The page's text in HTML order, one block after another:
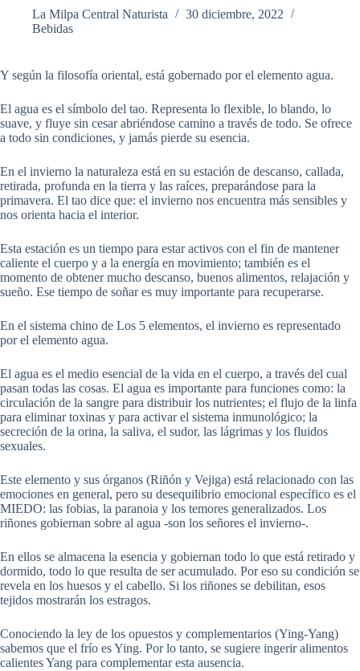
La Milpa Central Naturista
30 diciembre, 2022
Bebidas
Y según la filosofía oriental, está gobernado por el elemento agua.
El agua es el símbolo del tao. Representa lo flexible, lo blando, lo
suave, y fluye sin cesar abriéndose camino a través de todo. Se ofrece
a todo sin condiciones, y jamás pierde su esencia.
En el invierno la naturaleza está en su estación de descanso, callada,
retirada, profunda en la tierra y las raíces, preparándose para la
primavera. El tao dice que: el invierno nos encuentra más sensibles y
nos orienta hacia el interior.
Esta estación es un tiempo para estar activos con el fin de mantener
caliente el cuerpo y a la energía en movimiento; también es el
momento de obtener mucho descanso, buenos alimentos, relajación y
sueño. Ese tiempo de soñar es muy importante para recuperarse.
En el sistema chino de Los 5 elementos, el invierno es representado
por el elemento agua.
El agua es el medio esencial de la vida en el cuerpo, a través del cual
pasan todas las cosas. El agua es importante para funciones como: la
circulación de la sangre para distribuir los nutrientes; el flujo de la linfa
para eliminar toxinas y para activar el sistema inmunológico; la
secreción de la orina, la saliva, el sudor, las lágrimas y los fluidos
sexuales.
Este elemento y sus órganos (Riñón y Vejiga) está relacionado con las
emociones en general, pero su desequilibrio emocional específico es el
MIEDO: las fobias, la paranoia y los temores generalizados. Los
riñones gobiernan sobre al agua -son los señores el invierno-.
En ellos se almacena la esencia y gobiernan todo lo que está retirado y
dormido, todo lo que resulta de ser acumulado. Por eso su condición se
revela en los huesos y el cabello. Si los riñones se debilitan, esos
tejidos mostrarán los estragos.
Conociendo la ley de los opuestos y complementarios (Ying-Yang)
sabemos que el frío es Ying. Por lo tanto, se sugiere ingerir alimentos
calientes Yang para complementar esta ausencia.